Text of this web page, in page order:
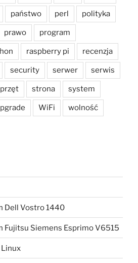
państwo perl polityka
prawo program
raspberry pi recenzja
security serwer serwis
strona system
WiFi wolność
Dell Vostro 1440
Fujitsu Siemens Esprimo V6515